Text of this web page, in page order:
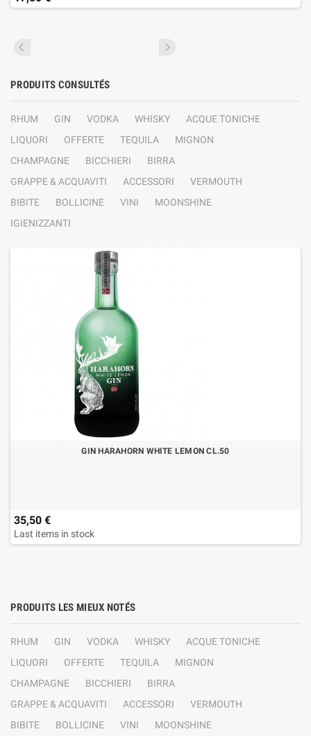
PRODUITS CONSULTÉS
RHUM GIN VODKA WHISKY
ACQUE TONICHE
LIQUORI
OFFERTE TEQUILA
MIGNON
CHAMPAGNE
BICCHIERI
BIRRA
GRAPPE & ACQUAVITI
ACCESSORI
VERMOUTH
BIBITE
BOLLICINE VINI
MOONSHINE
IGIENIZZANTI
GIN HARAHORN WHITE LEMON CL.50
35,50 €
Last items in stock
PRODUITS LES MIEUX NOTÉS
RHUM GIN VODKA WHISKY
ACQUE TONICHE
LIQUORI
OFFERTE TEQUILA
MIGNON
CHAMPAGNE
BICCHIERI
BIRRA
GRAPPE & ACQUAVITI
ACCESSORI
VERMOUTH
BIBITE
BOLLICINE VINI
MOONSHINE